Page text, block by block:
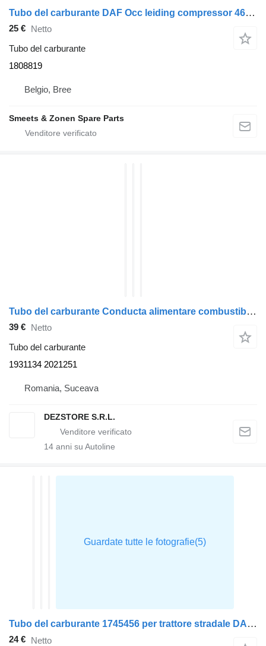
Tubo del carburante DAF Occ leiding compressor 460mm XF105 1808819 per trattore stradale
25 € Netto
Tubo del carburante
1808819
Belgio, Bree
Smeets & Zonen Spare Parts
Tubo del carburante Conducta alimentare combustibil 1931134 per trattore stradale DAF XF
39 €
Netto
Tubo del carburante
1931134 2021251
Romania, Suceava
DEZSTORE S.R.L.
14 anni su Autoline
Tubo del carburante 1745456 per trattore stradale DAF XF105
24 € Netto